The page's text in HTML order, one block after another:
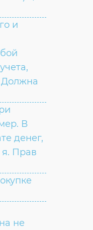
и
Должна
В
денег,
я. Прав
не
слово с